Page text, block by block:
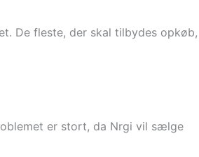
De fleste, der skal tilbydes opkøb,
er stort, da Nrgi vil sælge